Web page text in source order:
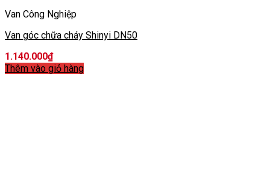
Van Công Nghiệp
Van góc chữa cháy Shinyi DN50
1.140.000₫
Thêm vào giỏ hàng